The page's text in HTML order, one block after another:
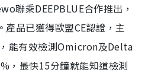
聯乘DEEPBLUE合作推出，
品已獲得歐盟CE認證，主
能有效檢測Omicron及Delta
，最快15分鐘就能知道檢測